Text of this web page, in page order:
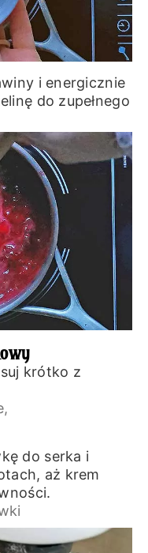
i energicznie
do zupełnego
krótko z
do serka i
aż krem